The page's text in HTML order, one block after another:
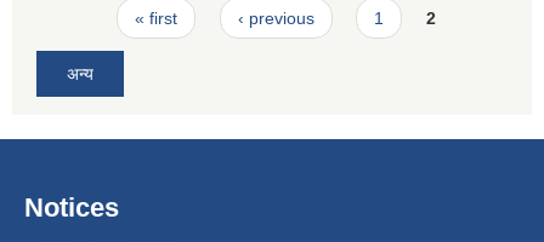
Pages« first ‹ previous 1 2
अन्य
Notices